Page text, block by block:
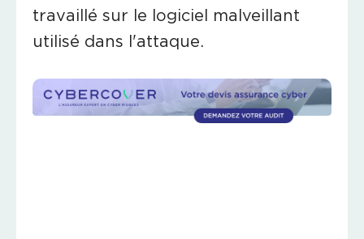
travaillé sur le logiciel malveillant
utilisé dans l'attaque.